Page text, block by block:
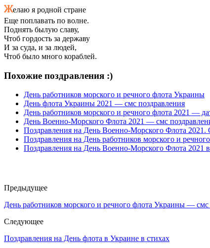
Желаю я родной стране
Еще поплавать по волне.
Поднять былую славу,
Чтоб гордость за державу
И за суда, и за людей,
Чтоб было много кораблей.
Похожие поздравления :)
День работников морского и речного флота Украины
День флота Украины 2021 — смс поздравления
День работников морского и речного флота 2021 —
День Военно-Морского Флота 2021 — смс
Поздравления на День Военно-Морского Флота
Поздравления на День работников морского и
Поздравления на День Военно-Морского Флота 2021
Предыдущее
День работников морского и речного флота Украины — смс
Следующее
Поздравления на День флота в Украине в стихах